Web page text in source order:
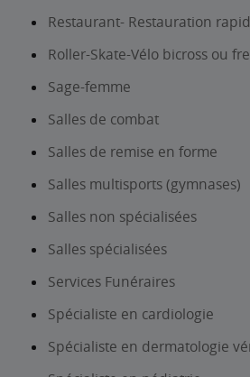
Restaurant- Restauration
Roller-Skate-Vélo bicross ou
Sage-femme
Salles de combat
Salles de remise en forme
Salles multisports (gymnases)
Salles non spécialisées
Salles spécialisées
Services Funéraires
Spécialiste en cardiologie
Spécialiste en dermatologie